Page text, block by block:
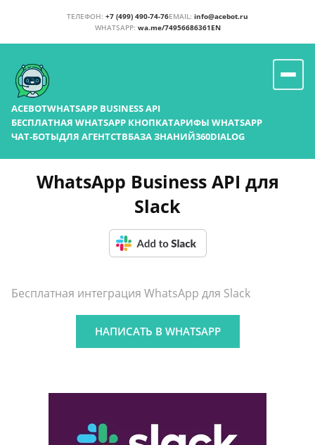
ТЕЛЕФОН: +7 (499) 490-74-76EMAIL: info@acebot.ru
WHATSAPP: wa.me/74956686361EN
ACEBOTWHATSAPP BUSINESS API
БЕСПЛАТНАЯ WHATSAPP КНОПКАТАРИФЫ WHATSAPP
ЧАТ-БОТЫДЛЯ АГЕНТСТВБАЗА ЗНАНИЙ360DIALOG
WhatsApp Business API для
Slack
Бесплатная интеграция WhatsApp для Slack
НАПИСАТЬ В WHATSAPP